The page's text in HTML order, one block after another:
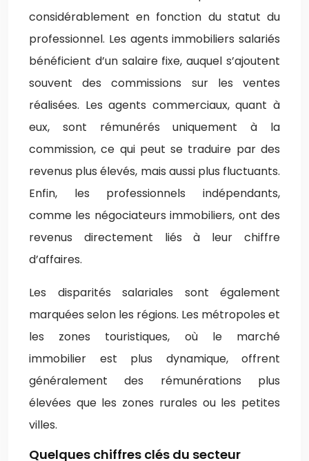
considérablement en fonction du statut du
professionnel. Les agents immobiliers salariés
bénéficient d’un salaire fixe, auquel s’ajoutent
souvent des commissions sur les ventes
réalisées. Les agents commerciaux, quant à
eux, sont rémunérés uniquement à la
commission, ce qui peut se traduire par des
revenus plus élevés, mais aussi plus fluctuants.
Enfin, les professionnels indépendants,
comme les négociateurs immobiliers, ont des
revenus directement liés à leur chiffre
d’affaires.
Les disparités salariales sont également
marquées selon les régions. Les métropoles et
les zones touristiques, où le marché
immobilier est plus dynamique, offrent
généralement des rémunérations plus
élevées que les zones rurales ou les petites
villes.
Quelques chiffres clés du secteur